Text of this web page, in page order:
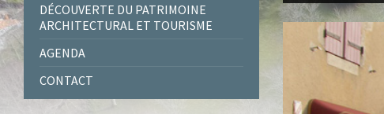
DÉCOUVERTE DU PATRIMOINE
ARCHITECTURAL ET TOURISME
AGENDA
CONTACT